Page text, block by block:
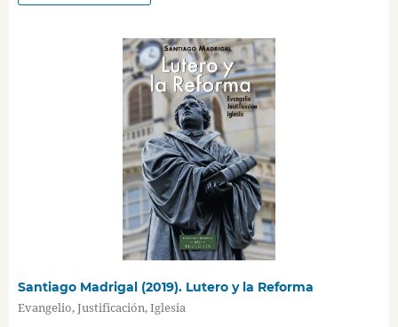
Santiago Madrigal (2019). Lutero y la Reforma
Evangelio, Justificación, Iglesia